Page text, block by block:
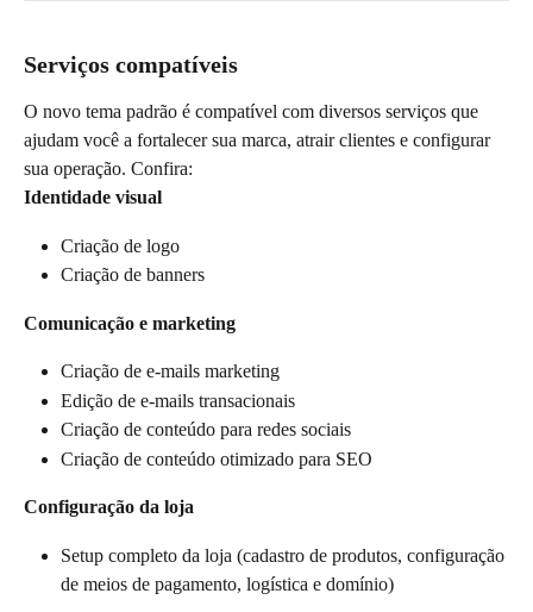
Serviços compatíveis
O novo tema padrão é compatível com diversos serviços que
ajudam você a fortalecer sua marca, atrair clientes e configurar
sua operação. Confira:
Identidade visual
Criação de logo
Criação de banners
Comunicação e marketing
Criação de e-mails marketing
Edição de e-mails transacionais
Criação de conteúdo para redes sociais
Criação de conteúdo otimizado para SEO
Configuração da loja
Setup completo da loja (cadastro de produtos, configuração
de meios de pagamento, logística e domínio)